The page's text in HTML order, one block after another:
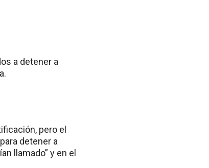
a detener a
pero el
detener a
llamado” y en el